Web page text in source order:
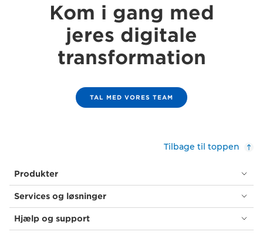
Kom i gang med
jeres digitale
transformation
TAL MED VORES TEAM
Tilbage til toppen
Produkter
Services og løsninger
Hjælp og support